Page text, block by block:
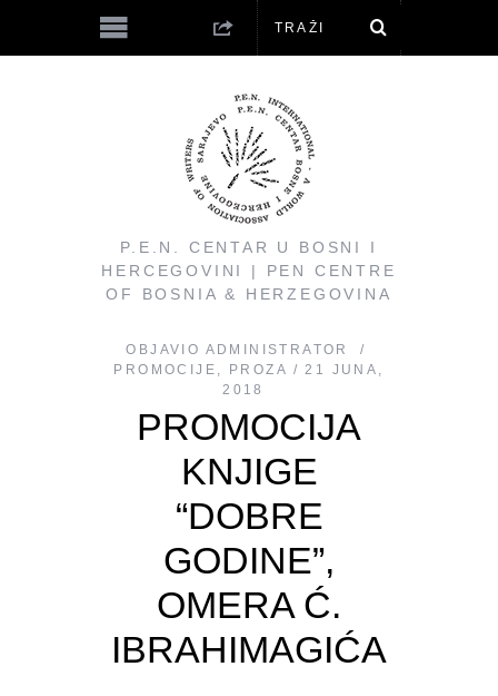
P.E.N. CENTAR U BOSNI I
HERCEGOVINI | PEN CENTRE
OF BOSNIA & HERZEGOVINA
OBJAVIO ADMINISTRATOR
PROMOCIJE , PROZA
21 JUNA,
2018
PROMOCIJA
KNJIGE
“DOBRE
GODINE”,
OMERA Ć.
IBRAHIMAGIĆA